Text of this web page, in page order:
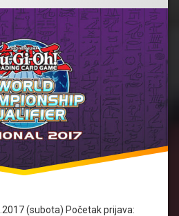
(subota) Početak prijava: